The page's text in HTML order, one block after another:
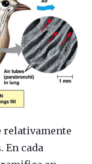
relativamente
En cada